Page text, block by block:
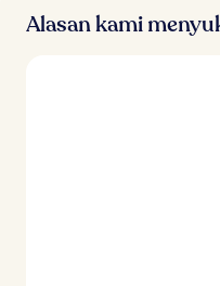
Alasan kami